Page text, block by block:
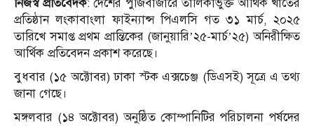
নিজস্ব প্রতিবেদক: দেশের পুঁজিবাজারে তালিকাভুক্ত আর্থিক খাতের
প্রতিষ্ঠান লংকাবাংলা ফাইন্যান্স পিএলসি গত ৩১ মার্চ, ২০২৫
তারিখে সমাপ্ত প্রথম প্রান্তিকের (জানুয়ারি’২৫-মার্চ’২৫) অনিরীক্ষিত
আর্থিক প্রতিবেদন প্রকাশ করেছে।
বুধবার (১৫ অক্টোবর) ঢাকা স্টক এক্সচেঞ্জ (ডিএসই) সূত্রে এ তথ্য
জানা গেছে।
মঙ্গলবার (১৪ অক্টোবর) অনুষ্ঠিত কোম্পানিটির পরিচালনা পর্ষদের